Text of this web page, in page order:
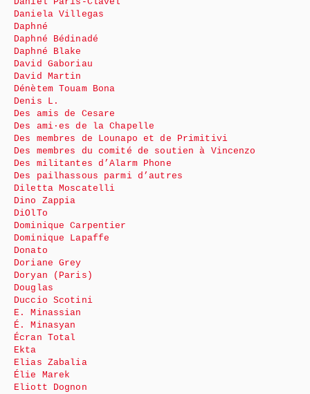
Daniela Villegas
Daphné
Daphné Bédinadé
Daphné Blake
David Gaboriau
David Martin
Dénètem Touam Bona
Denis L.
Des amis de Cesare
Des ami·es de la Chapelle
Des membres de Lounapo et de Primitivi
Des membres du comité de soutien à Vincenzo
Des militantes d’Alarm Phone
Des pailhassous parmi d’autres
Diletta Moscatelli
Dino Zappia
DiOlTo
Dominique Carpentier
Dominique Lapaffe
Donato
Doriane Grey
Doryan (Paris)
Douglas
Duccio Scotini
E. Minassian
É. Minasyan
Écran Total
Ekta
Elias Zabalia
Élie Marek
Eliott Dognon